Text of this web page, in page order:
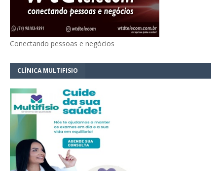
Conectando pessoas e negócios
CLÍNICA MULTIFISIO